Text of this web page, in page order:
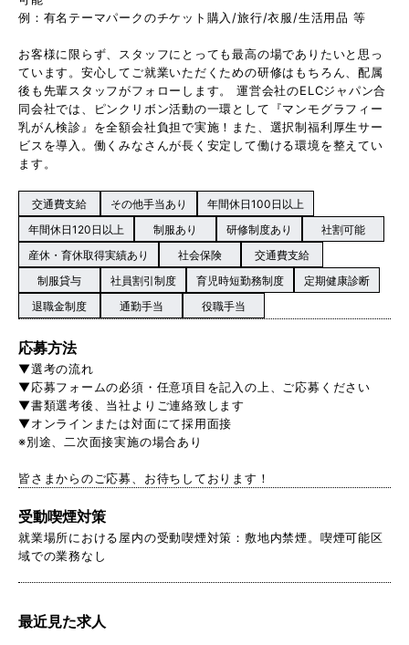
例：有名テーマパークのチケット購入/旅行/衣服/生活用品 等
お客様に限らず、スタッフにとっても最高の場でありたいと思っ
ています。安心してご就業いただくための研修はもちろん、配属
後も先輩スタッフがフォローします。 運営会社のELCジャパン合
同会社では、ピンクリボン活動の一環として『マンモグラフィー
乳がん検診』を全額会社負担で実施！また、選択制福利厚生サー
ビスを導入。働くみなさんが長く安定して働ける環境を整えてい
ます。
交通費支給 その他手当あり
年間休日100日以上
年間休日120日以上
制服あり 研修制度あり
社割可能
産休・育休取得実績あり
社会保険
交通費支給
制服貸与
社員割引制度 育児時短勤務制度
定期健康診断
退職金制度
通勤手当 役職手当
応募方法
▼選考の流れ
▼応募フォームの必須・任意項目を記入の上、ご応募ください
▼書類選考後、当社よりご連絡致します
▼オンラインまたは対面にて採用面接
※別途、二次面接実施の場合あり
皆さまからのご応募、お待ちしております！
受動喫煙対策
就業場所における屋内の受動喫煙対策：敷地内禁煙。喫煙可能区
域での業務なし
最近見た求人